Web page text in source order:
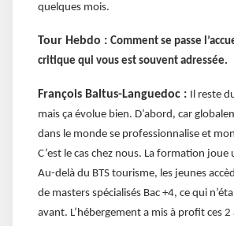
quelques mois.
Tour Hebdo : Comment se passe
critique qui vous est souvent adressée.
François Baltus-Languedoc : Il reste
mais ça évolue bien. D’abord, car
dans le monde se professionnalise et
C’est le cas chez nous. La formation joue
Au-delà du BTS tourisme, les jeunes
de masters spécialisés Bac +4, ce qui
avant. L’hébergement a mis à profit ces 2